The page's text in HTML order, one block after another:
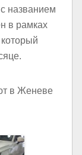
названием
в рамках